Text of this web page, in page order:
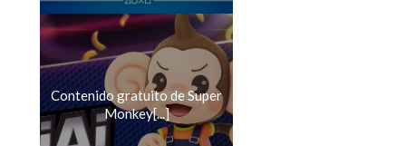
Contenido gratuito de Super
Monkey[...]